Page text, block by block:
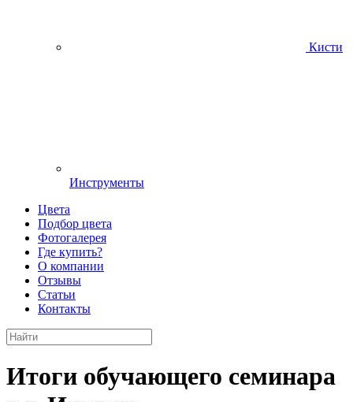
Кисти
Инструменты
Цвета
Подбор цвета
Фотогалерея
Где купить?
О компании
Отзывы
Статьи
Контакты
Итоги обучающего семинара